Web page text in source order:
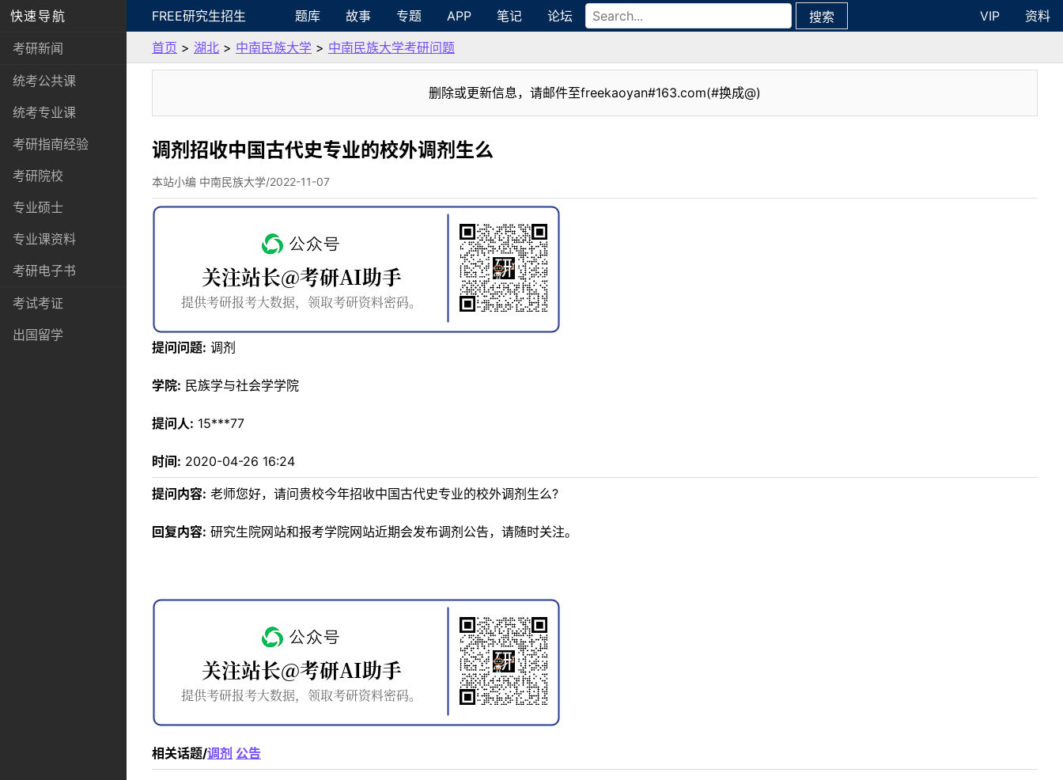
快速导航
考研新闻
统考公共课
统考专业课
考研指南经验
考研院校
专业硕士
专业课资料
考研电子书
考试考证
出国留学
FREE研究生招生 题库 故事 专题 APP 笔记 论坛 搜索 VIP
资料
首页 > 湖北 > 中南民族大学 > 中南民族大学考研问题
删除或更新信息，请邮件至freekaoyan#163.com(#换成@)
调剂招收中国古代史专业的校外调剂生么
本站小编 中南民族大学/2022-11-07
提问问题: 调剂
学院: 民族学与社会学学院
提问人: 15***77
时间: 2020-04-26 16:24
提问内容: 老师您好，请问贵校今年招收中国古代史专业的校外调剂生么?
回复内容: 研究生院网站和报考学院网站近期会发布调剂公告，请随时关注。
相关话题/调剂 公告